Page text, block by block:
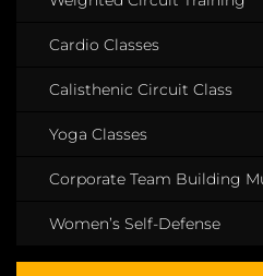
Cardio Classes
Calisthenic Circuit Class
Yoga Classes
Corporate Team Building
Women’s Self-Defense